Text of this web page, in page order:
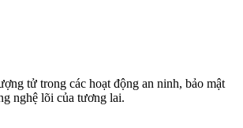
tử trong các hoạt động an ninh, bảo mật
nghệ lõi của tương lai.